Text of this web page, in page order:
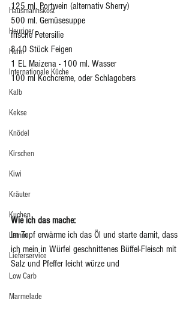
Hausmannskost
Heuriger
Huhn
Internationale Küche
Kalb
Kekse
Knödel
Kirschen
Kiwi
Kräuter
Kuchen
Lamm
Lieferservice
Low Carb
Marmelade
125 ml. Portwein (alternativ Sherry)
500 ml. Gemüsesuppe
frische Petersilie
8-10 Stück Feigen
1 EL Maizena - 100 ml. Wasser
100 ml Kochcreme, oder Schlagobers
Wie ich das mache:
Im Topf erwärme ich das Öl und starte damit, dass
ich mein in Würfel geschnittenes Büffel-Fleisch mit
Salz und Pfeffer leicht würze und